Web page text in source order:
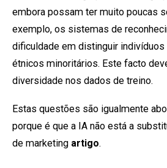
embora possam ter muito poucas
exemplo, os sistemas de
dificuldade em distinguir
étnicos minoritários. Este facto
diversidade nos dados de treino.
Estas questões são igualmente
porque é que a IA não está a
de marketing artigo.